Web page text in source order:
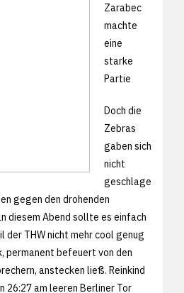
Zarabec
machte
eine
starke
Partie
Doch die
Zebras
gaben sich
nicht
geschlage
gegen den drohenden
diesem Abend sollte es einfach
der THW nicht mehr cool genug
permanent befeuert von den
anstecken ließ. Reinkind
26:27 am leeren Berliner Tor